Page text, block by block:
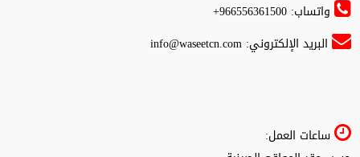
واتساب: 966556361500+
البريد الإلكتروني:info@waseetcn.com
ساعات العمل: